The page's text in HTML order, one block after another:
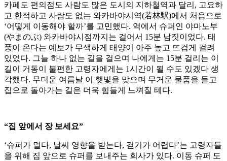
카페도 편의점도 사람도 많은 도시의 지하철역과 달리, 고요하
고 한적하고 사람도 없는 와카바야시역(若林駅)에서 처음으로
‘어떻게 이동해야 할까’를 고민했다. 역에서 슈퍼인 야마노부
(やまのぶ) 와카바야시점까지는 걸어서 15분 남짓이었다. 태
풍이 온다는 예보가 무색하게 태양이 아주 높고 뜨겁게 걸려
있었다. 그늘 하나 없는 길을 걸으며 나에게는 15분 걸리는 이
길이 거동이 불편한 고령자에게는 1시간이 될 수도 있겠다 생
각했다. 무더운 여름날 이 햇빛을 맞으며 무거운 물품을 들고
집으로 돌아가는 길은 더욱 힘들게 느껴질 테다.
“집 앞에서 장 보세요”
‘슈퍼가 멀다, 날씨 영향을 받는다, 걷기가 어렵다’는 고령자들
을 위해 집 앞으로 슈퍼를 보내주는 회사가 있다. 이동 슈퍼 도